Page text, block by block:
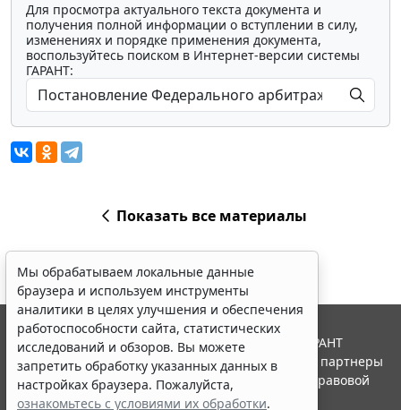
Для просмотра актуального текста документа и
получения полной информации о вступлении в силу,
изменениях и порядке применения документа,
воспользуйтесь поиском в Интернет-версии системы
ГАРАНТ:
Показать все материалы
Мы обрабатываем локальные данные
браузера и используем инструменты
аналитики в целях улучшения и обеспечения
работоспособности сайта, статистических
исследований и обзоров. Вы можете
запретить обработку указанных данных в
настройках браузера. Пожалуйста,
ознакомьтесь с условиями их обработки.
© ООО "НПП "ГАРАНТ-СЕРВИС", 2026. Система ГАРАНТ
выпускается с 1990 года. Компания "Гарант" и ее партнеры
являются участниками Российской ассоциации правовой
информации ГАРАНТ.